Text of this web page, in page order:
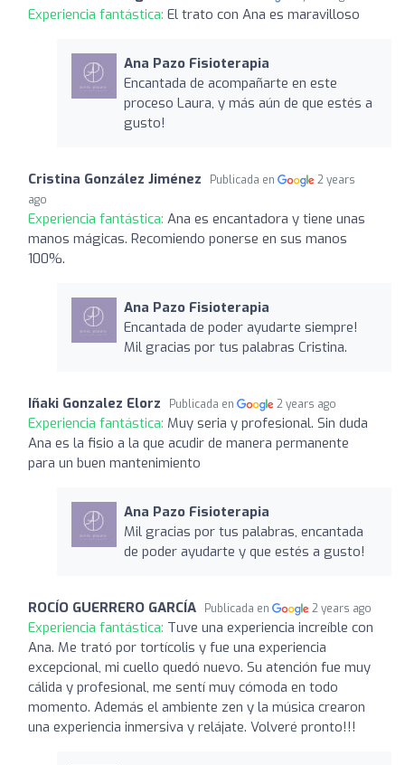
Experiencia fantástica: El trato con Ana es maravilloso
Ana Pazo Fisioterapia
Encantada de acompañarte en este
proceso Laura, y más aún de que estés a
gusto!
Cristina González Jiménez Publicada en
2 years
ago
Experiencia fantástica: Ana es encantadora y tiene unas
manos mágicas. Recomiendo ponerse en sus manos
100%.
Ana Pazo Fisioterapia
Encantada de poder ayudarte siempre!
Mil gracias por tus palabras Cristina.
Iñaki Gonzalez Elorz Publicada en 2 years ago
Experiencia fantástica: Muy seria y profesional. Sin duda
Ana es la fisio a la que acudir de manera permanente
para un buen mantenimiento
Ana Pazo Fisioterapia
Mil gracias por tus palabras, encantada
de poder ayudarte y que estés a gusto!
ROCÍO GUERRERO GARCÍA Publicada en 2 years ago
Experiencia fantástica: Tuve una experiencia increíble con
Ana. Me trató por tortícolis y fue una experiencia
excepcional, mi cuello quedó nuevo. Su atención fue muy
cálida y profesional, me sentí muy cómoda en todo
momento. Además el ambiente zen y la música crearon
una experiencia inmersiva y relájate. Volveré pronto!!!